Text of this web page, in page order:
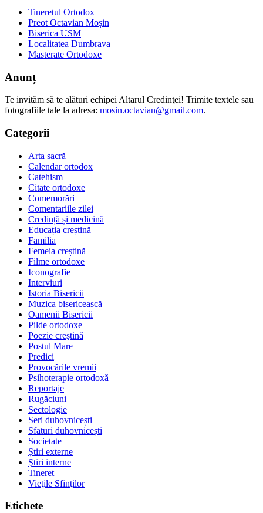
Tineretul Ortodox
Preot Octavian Moșin
Biserica USM
Localitatea Dumbrava
Masterate Ortodoxe
Anunț
Te invităm să te alături echipei Altarul Credinţei! Trimite textele sau
fotografiile tale la adresa: mosin.octavian@gmail.com.
Categorii
Arta sacră
Calendar ortodox
Catehism
Citate ortodoxe
Comemorări
Comentariile zilei
Credință și medicină
Educația creștină
Familia
Femeia creștină
Filme ortodoxe
Iconografie
Interviuri
Istoria Bisericii
Muzica bisericească
Oamenii Bisericii
Pilde ortodoxe
Poezie creştină
Postul Mare
Predici
Provocările vremii
Psihoterapie ortodoxă
Reportaje
Rugăciuni
Sectologie
Seri duhovnicești
Sfaturi duhovnicești
Societate
Știri externe
Ştiri interne
Tineret
Vieţile Sfinţilor
Etichete